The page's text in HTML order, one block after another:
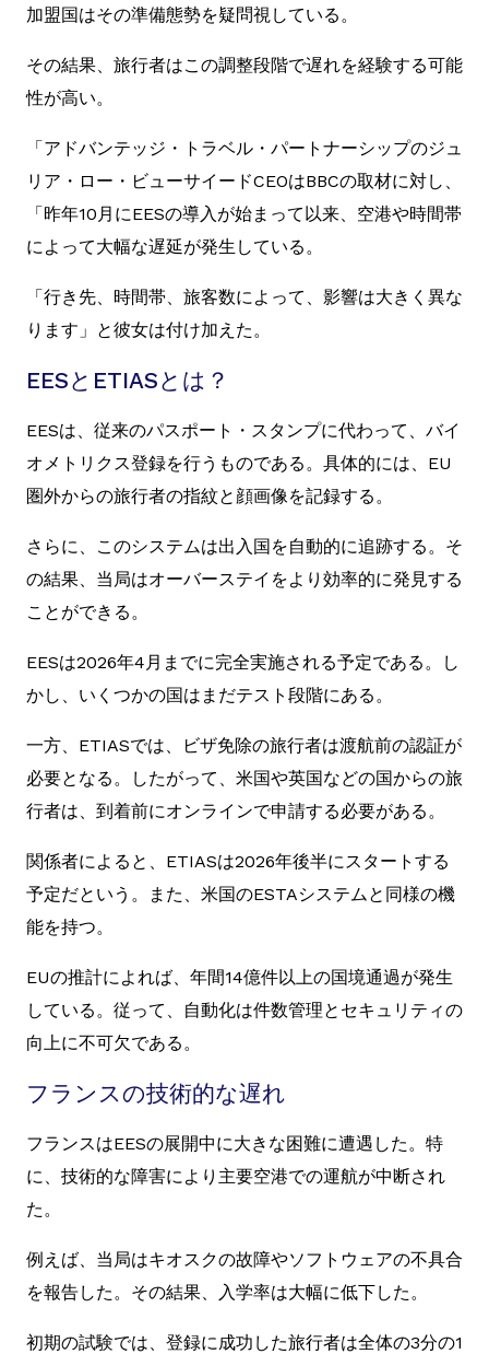
加盟国はその準備態勢を疑問視している。
その結果、旅行者はこの調整段階で遅れを経験する可能
性が高い。
「アドバンテッジ・トラベル・パートナーシップのジュ
リア・ロー・ビューサイードCEOはBBCの取材に対し、
「昨年10月にEESの導入が始まって以来、空港や時間帯
によって大幅な遅延が発生している。
「行き先、時間帯、旅客数によって、影響は大きく異な
ります」と彼女は付け加えた。
EESとETIASとは？
EESは、従来のパスポート・スタンプに代わって、バイ
オメトリクス登録を行うものである。具体的には、EU
圏外からの旅行者の指紋と顔画像を記録する。
さらに、このシステムは出入国を自動的に追跡する。そ
の結果、当局はオーバーステイをより効率的に発見する
ことができる。
EESは2026年4月までに完全実施される予定である。し
かし、いくつかの国はまだテスト段階にある。
一方、ETIASでは、ビザ免除の旅行者は渡航前の認証が
必要となる。したがって、米国や英国などの国からの旅
行者は、到着前にオンラインで申請する必要がある。
関係者によると、ETIASは2026年後半にスタートする
予定だという。また、米国のESTAシステムと同様の機
能を持つ。
EUの推計によれば、年間14億件以上の国境通過が発生
している。従って、自動化は件数管理とセキュリティの
向上に不可欠である。
フランスの技術的な遅れ
フランスはEESの展開中に大きな困難に遭遇した。特
に、技術的な障害により主要空港での運航が中断され
た。
例えば、当局はキオスクの故障やソフトウェアの不具合
を報告した。その結果、入学率は大幅に低下した。
初期の試験では、登録に成功した旅行者は全体の3分の1